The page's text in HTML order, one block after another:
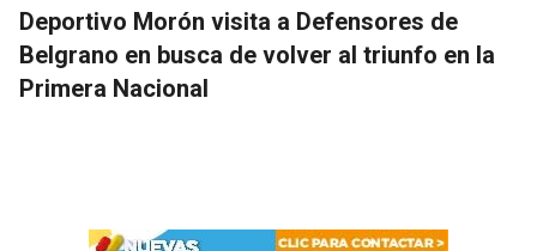
Deportivo Morón visita a Defensores de
Belgrano en busca de volver al triunfo en la
Primera Nacional